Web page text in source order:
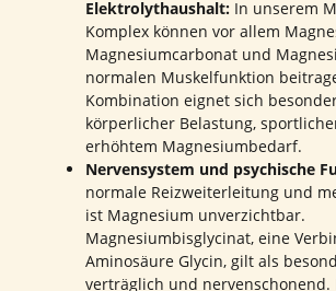
Elektrolythaushalt: In unserem
Komplex können vor allem
Magnesiumcarbonat und
normalen Muskelfunktion
Kombination eignet sich
körperlicher Belastung,
erhöhtem Magnesiumbedarf.
Nervensystem und psychische
normale Reizweiterleitung und
ist Magnesium unverzichtbar.
Magnesiumbisglycinat, eine
Aminosäure Glycin, gilt als
verträglich und nervenschonend.